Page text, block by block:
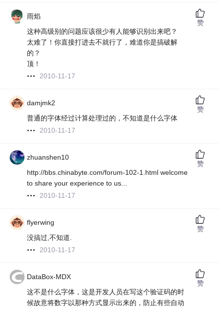
雨焰
这种高级别的问题应该很少有人能够识别出来吧？
太难了！你直接打进去不就行了，难道你是搞破解
的？
顶！
2010-11-17
赞
damjmk2
普通的字体经过计算处理过的，不知道是什么字体
2010-11-17
赞
zhuanshen10
http://bbs.chinabyte.com/forum-102-1.html welcome
to share your experience to us...
2010-11-17
赞
flyerwing
没搞过,不知道.
2010-11-17
赞
DataBox-MDX
这不是什么字体，这是开发人员在写这个验证码的时
候故意将数字以那种方式显示出来的，防止有些自动
赞